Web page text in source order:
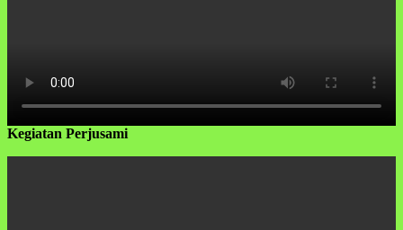
Kegiatan Perjusami